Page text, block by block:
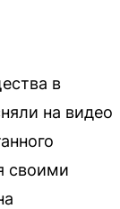
в
на видео
своими